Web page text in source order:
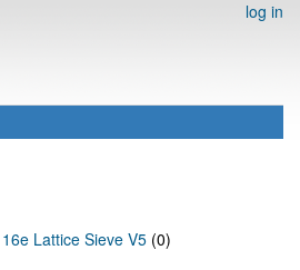
log in
16e Lattice Sieve V5 (0)